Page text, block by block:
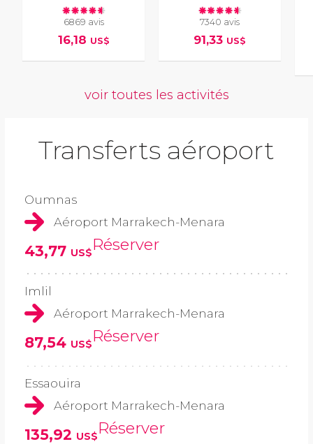
6869 avis
16,18 US$
7340 avis
91,33 US$
voir toutes les activités
Transferts aéroport
Oumnas
Aéroport Marrakech-Menara
43,77 US$Réserver
Imlil
Aéroport Marrakech-Menara
87,54 US$Réserver
Essaouira
Aéroport Marrakech-Menara
135,92 US$Réserver